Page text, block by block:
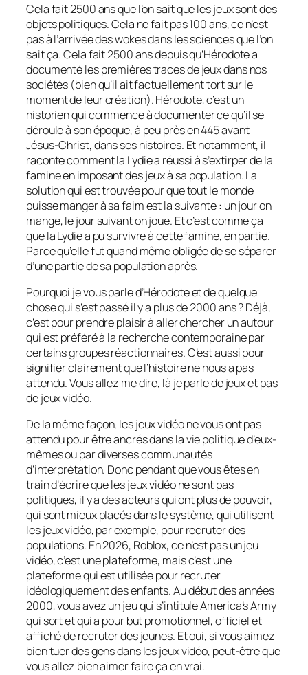
Cela fait 2500 ans que l’on sait que les jeux sont des
objets politiques. Cela ne fait pas 100 ans, ce n’est
pas à l’arrivée des wokes dans les sciences que l’on
sait ça. Cela fait 2500 ans depuis qu’Hérodote a
documenté les premières traces de jeux dans nos
sociétés (bien qu’il ait factuellement tort sur le
moment de leur création). Hérodote, c’est un
historien qui commence à documenter ce qu’il se
déroule à son époque, à peu près en 445 avant
Jésus-Christ, dans ses histoires. Et notamment, il
raconte comment la Lydie a réussi à s’extirper de la
famine en imposant des jeux à sa population. La
solution qui est trouvée pour que tout le monde
puisse manger à sa faim est la suivante : un jour on
mange, le jour suivant on joue. Et c’est comme ça
que la Lydie a pu survivre à cette famine, en partie.
Parce qu’elle fut quand même obligée de se séparer
d’une partie de sa population après.
Pourquoi je vous parle d’Hérodote et de quelque
chose qui s’est passé il y a plus de 2000 ans ? Déjà,
c’est pour prendre plaisir à aller chercher un autour
qui est préféré à la recherche contemporaine par
certains groupes réactionnaires. C’est aussi pour
signifier clairement que l’histoire ne nous a pas
attendu. Vous allez me dire, là je parle de jeux et pas
de jeux vidéo.
De la même façon, les jeux vidéo ne vous ont pas
attendu pour être ancrés dans la vie politique d’eux-
mêmes ou par diverses communautés
d’interprétation. Donc pendant que vous êtes en
train d’écrire que les jeux vidéo ne sont pas
politiques, il y a des acteurs qui ont plus de pouvoir,
qui sont mieux placés dans le système, qui utilisent
les jeux vidéo, par exemple, pour recruter des
populations. En 2026, Roblox, ce n’est pas un jeu
vidéo, c’est une plateforme, mais c’est une
plateforme qui est utilisée pour recruter
idéologiquement des enfants. Au début des années
2000, vous avez un jeu qui s’intituleAmerica’s Army
qui sort et qui a pour but promotionnel, officiel et
affiché de recruter des jeunes. Et oui, si vous aimez
bien tuer des gens dans les jeux vidéo, peut-être que
vous allez bien aimer faire ça en vrai.